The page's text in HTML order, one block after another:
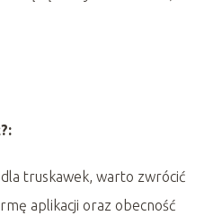
truskawek, warto zwrócić
aplikacji oraz obecność